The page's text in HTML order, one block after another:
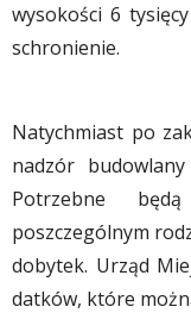
wysokości 6
schronienie.
Natychmiast po
nadzór
Potrzebne
poszczególnym
dobytek. Urząd
datków, które